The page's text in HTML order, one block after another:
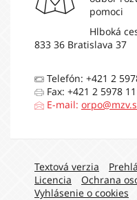
pomoci
Hlboká
833 36 Bratislava 37
Telefón: +421 2
Fax: +421 2 5978
E-mail:
Navigation:
Textová verzia
Licencia
Ochrana
Vyhlásenie o cookies